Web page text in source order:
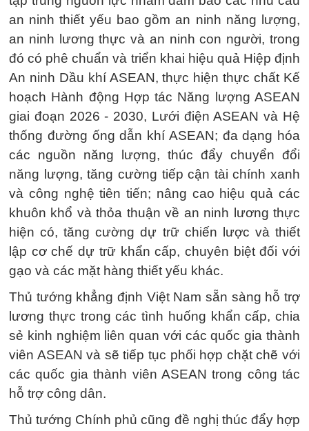
an ninh thiết yếu bao gồm an ninh năng lượng,
an ninh lương thực và an ninh con người, trong
đó có phê chuẩn và triển khai hiệu quả Hiệp định
An ninh Dầu khí ASEAN, thực hiện thực chất Kế
hoạch Hành động Hợp tác Năng lượng ASEAN
giai đoạn 2026 - 2030, Lưới điện ASEAN và Hệ
thống đường ống dẫn khí ASEAN; đa dạng hóa
các nguồn năng lượng, thúc đẩy chuyển đổi
năng lượng, tăng cường tiếp cận tài chính xanh
và công nghệ tiên tiến; nâng cao hiệu quả các
khuôn khổ và thỏa thuận về an ninh lương thực
hiện có, tăng cường dự trữ chiến lược và thiết
lập cơ chế dự trữ khẩn cấp, chuyên biệt đối với
gạo và các mặt hàng thiết yếu khác.
Thủ tướng khẳng định Việt Nam sẵn sàng hỗ trợ
lương thực trong các tình huống khẩn cấp, chia
sẻ kinh nghiệm liên quan với các quốc gia thành
viên ASEAN và sẽ tiếp tục phối hợp chặt chẽ với
các quốc gia thành viên ASEAN trong công tác
hỗ trợ công dân.
Thủ tướng Chính phủ cũng đề nghị thúc đẩy hợp